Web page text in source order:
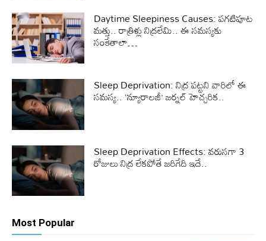
Daytime Sleepiness Causes: పగటిపూట
మత్తు.. రాత్రిళ్లు నిద్రలేమి.. ఈ సమస్యకు
సంకేతాలా…
Sleep Deprivation: నిద్ర పట్టని వారిలో ఈ
సమస్య.. ‘న్యూరాలజీ’ జర్నల్‌ హెచ్చరిక..
Sleep Deprivation Effects: వరుసగా 3
రోజులు నిద్ర లేకపోతే జరిగేది ఇదే..
Most Popular